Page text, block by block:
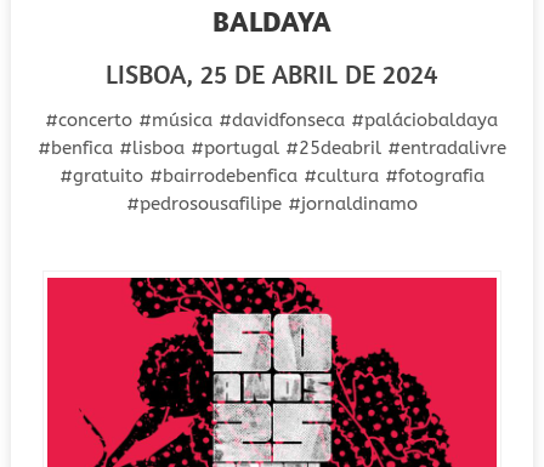
BALDAYA
LISBOA, 25 DE ABRIL DE 2024
#concerto #música #davidfonseca #paláciobaldaya
#benfica #lisboa #portugal #25deabril #entradalivre
#gratuito #bairrodebenfica #cultura #fotografia
#pedrosousafilipe #jornaldinamo